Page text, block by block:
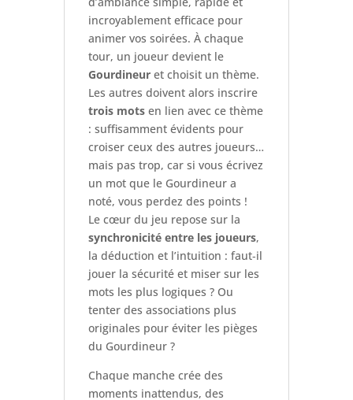
incroyablement efficace pour
animer vos soirées. À chaque
tour, un joueur devient le
Gourdineuret choisit un thème.
Les autres doivent alors inscrire
trois motsen lien avec ce thème
: suffisamment évidents pour
croiser ceux des autres joueurs…
mais pas trop, car si vous écrivez
un mot que le Gourdineur a
noté, vous perdez des points !
Le cœur du jeu repose sur la
synchronicité entre les joueurs,
la déduction et l’intuition : faut‑il
jouer la sécurité et miser sur les
mots les plus logiques ? Ou
tenter des associations plus
originales pour éviter les pièges
du Gourdineur ?
Chaque manche crée des
moments inattendus, des